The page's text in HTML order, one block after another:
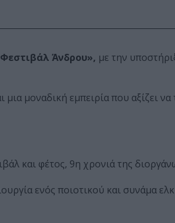
Άνδρου», με την
μοναδική εμπειρία που αξίζει
και φέτος, 9η χρονιά της
ενός ποιοτικού και συνάμα